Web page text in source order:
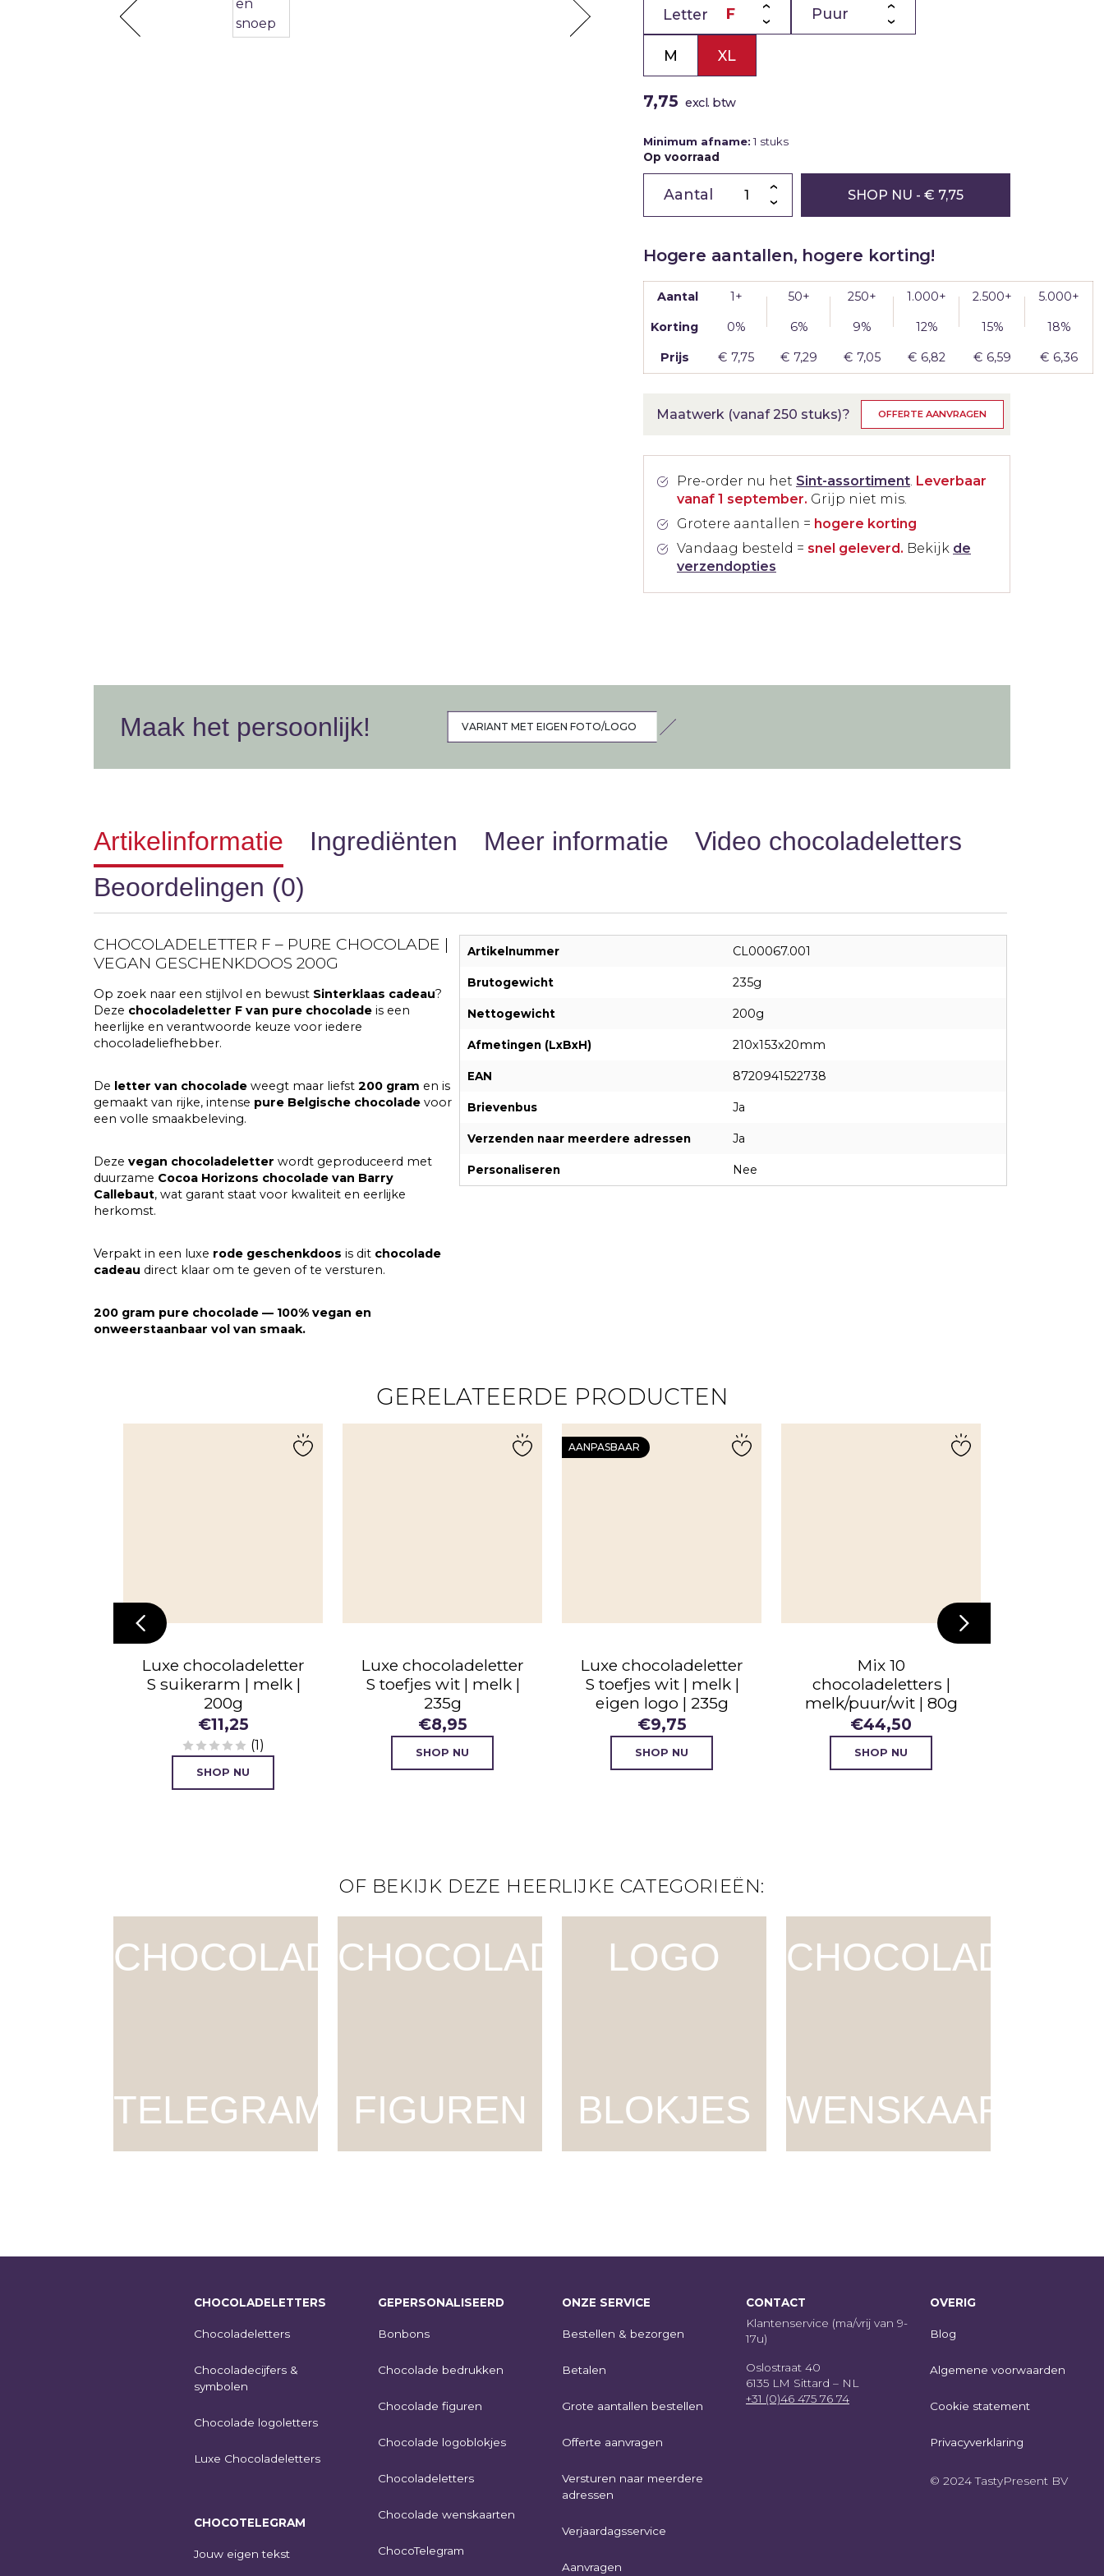
CHOCOLADE
Jubileum
Liefde
Marketingactie
Nieuwe
baan
Pensioen
Sorry
Sterkte
Verhuizing
Vriendschap
Zomaar
naar
meerdere
Letter
XL
M
7,75 excl. btw
Minimum afname:1 stuks
Op voorraad
Chocoladeletter
puur
aantal
SHOP NU - € 7,75
Hogere aantallen, hogere korting!
Aantal 1+ 50+ 250+ 1.000+ 2.500+ 5.000+
Korting 0% 6% 9% 12% 15% 18%
Prijs € 7,75 € 7,29 € 7,05 € 6,82 € 6,59 € 6,36
Maatwerk (vanaf 250 stuks)? OFFERTE AANVRAGEN
Pre-order nu het Sint-assortiment Leverbaar
vanaf 1 september. Grijp niet mis.
Grotere aantallen = hogere korting
Vandaag besteld = snel geleverd. Bekijk de
verzendopties
Maak het persoonlijk! VARIANT MET EIGEN FOTO/LOGO
Artikelinformatie Ingrediënten Meer informatie
Video chocoladeletters
Beoordelingen (0)
CHOCOLADELETTER F – PURE CHOCOLADE |
VEGAN GESCHENKDOOS 200G
Op zoek naar een stijlvol en bewust Sinterklaas cadeau?
Deze chocoladeletter F van pure chocolade is een
heerlijke en verantwoorde keuze voor iedere
chocoladeliefhebber.
De letter van chocolade weegt maar liefst 200 gram en is
gemaakt van rijke, intense pure Belgische chocolade voor
een volle smaakbeleving.
Deze vegan chocoladeletter wordt geproduceerd met
duurzame Cocoa Horizons chocolade van Barry
Callebaut, wat garant staat voor kwaliteit en eerlijke
herkomst.
Verpakt in een luxe rode geschenkdoos is dit chocolade
cadeau direct klaar om te geven of te versturen.
200 gram pure chocolade — 100% vegan en
onweerstaanbaar vol van smaak.
Artikelnummer CL00067.001
Brutogewicht 235g
Nettogewicht 200g
Afmetingen (LxBxH) 210x153x20mm
EAN 8720941522738
Brievenbus Ja
Verzenden naar meerdere adressen Ja
Personaliseren Nee
GERELATEERDE PRODUCTEN
Luxe chocoladeletter
S suikerarm | melk |
200g
€11,25
(1)
SHOP NU
Luxe chocoladeletter
S toefjes wit | melk |
235g
€8,95
SHOP NU
AANPASBAAR
Luxe chocoladeletter
S toefjes wit | melk |
eigen logo | 235g
€9,75
SHOP NU
Mix 10
chocoladeletters |
melk/puur/wit | 80g
€44,50
SHOP NU
OF BEKIJK DEZE HEERLIJKE CATEGORIEËN:
CHOCOLADE
TELEGRAM
CHOCOLADE
FIGUREN
LOGO
BLOKJES
CHOCOLADE
WENSKAART
CHOCOLADELETTERS
Chocoladeletters
Chocoladecijfers &
symbolen
Chocolade logoletters
Luxe Chocoladeletters
CHOCOTELEGRAM
Jouw eigen tekst
GEPERSONALISEERD
Bonbons
Chocolade bedrukken
Chocolade figuren
Chocolade logoblokjes
Chocoladeletters
Chocolade wenskaarten
ChocoTelegram
ONZE SERVICE
Bestellen & bezorgen
Betalen
Grote aantallen bestellen
Offerte aanvragen
Versturen naar meerdere
adressen
Verjaardagsservice
Aanvragen
CONTACT
Klantenservice (ma/vrij van 9-
17u)
Oslostraat 40
6135 LM Sittard – NL
+31 (0)46 475 76 74
OVERIG
Blog
Algemene voorwaarden
Cookie statement
Privacyverklaring
© 2024 TastyPresent BV